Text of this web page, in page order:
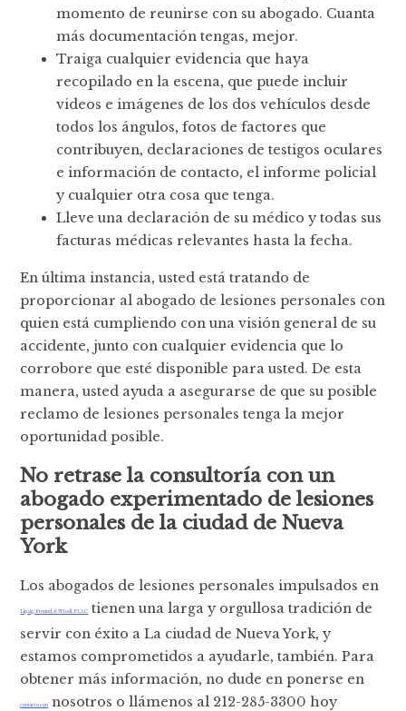
momento de reunirse con su abogado. Cuanta
más documentación tengas, mejor.
Traiga cualquier evidencia que haya
recopilado en la escena, que puede incluir
videos e imágenes de los dos vehículos desde
todos los ángulos, fotos de factores que
contribuyen, declaraciones de testigos oculares
e información de contacto, el informe policial
y cualquier otra cosa que tenga.
Lleve una declaración de su médico y todas sus
facturas médicas relevantes hasta la fecha.
En última instancia, usted está tratando de
proporcionar al abogado de lesiones personales con
quien está cumpliendo con una visión general de su
accidente, junto con cualquier evidencia que lo
corrobore que esté disponible para usted. De esta
manera, usted ayuda a asegurarse de que su posible
reclamo de lesiones personales tenga la mejor
oportunidad posible.
No retrase la consultoría con un
abogado experimentado de lesiones
personales de la ciudad de Nueva
York
Los abogados de lesiones personales impulsados en
Lipsig, Freund, & Wisell, PLLC
tienen una larga y orgullosa tradición de
servir con éxito a La ciudad de Nueva York, y
estamos comprometidos a ayudarle, también. Para
obtener más información, no dude en ponerse en
contacto con
nosotros o llámenos al 212-285-3300 hoy